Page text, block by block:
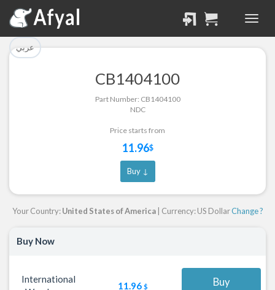
عربي
CB1404100
Part Number: CB1404100
NDC
Price starts from
11.96$
Buy ↓
Your Country:United States of America| Currency: US DollarChange ?
Buy Now
International
11.96 $ Buy
تم إضافة القطعة بنجاح.
Part Successfully
Selected
تم إضافة القطعة للسلة
بنجاح.
Part Added to Cart